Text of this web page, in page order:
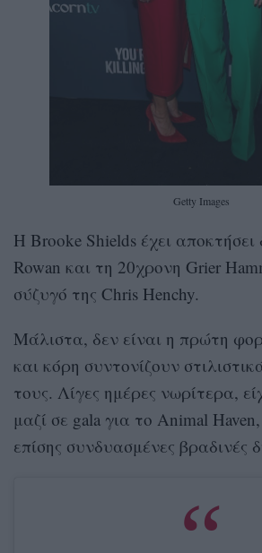
Getty Images
Η Brooke Shields έχει αποκτήσει
Rowan και τη 20χρονη Grier
σύζυγό της Chris Henchy.
Μάλιστα, δεν είναι η πρώτη
και κόρη συντονίζουν
τους. Λίγες ημέρες νωρίτερα,
μαζί σε gala για το Animal
επίσης συνδυασμένες βραδινές